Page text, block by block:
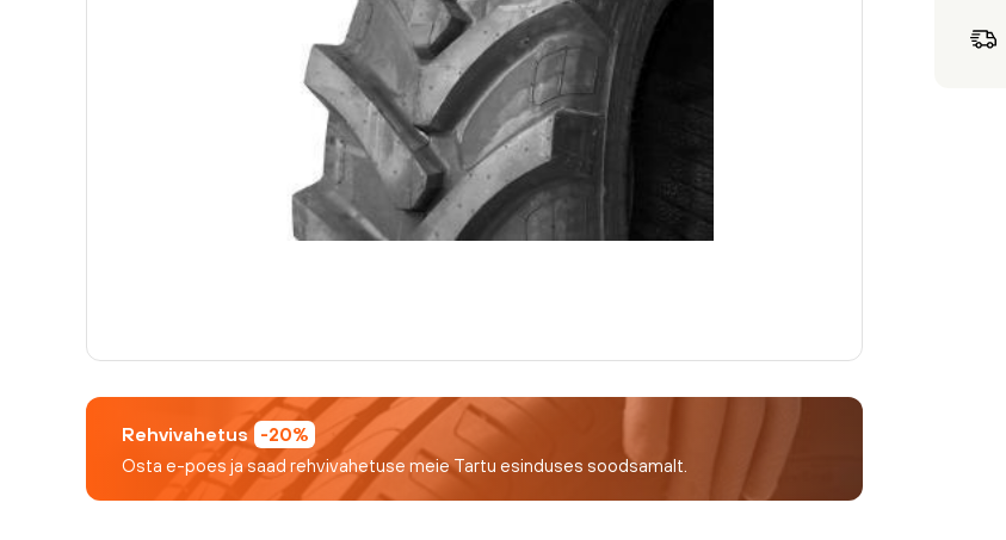
Rehvivahetus -20%
Osta e-poes ja saad rehvivahetuse meie Tartu esinduses soodsamalt.